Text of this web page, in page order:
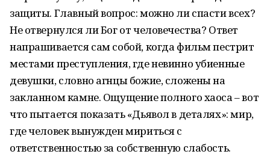
защиты. Главный вопрос: можно ли спасти всех?
Не отвернулся ли Бог от человечества? Ответ
напрашивается сам собой, когда фильм пестрит
местами преступления, где невинно убиенные
девушки, словно агнцы божие, сложены на
закланном камне. Ощущение полного хаоса – вот
что пытается показать «Дьявол в деталях»: мир,
где человек вынужден мириться с
ответственностью за собственную слабость.